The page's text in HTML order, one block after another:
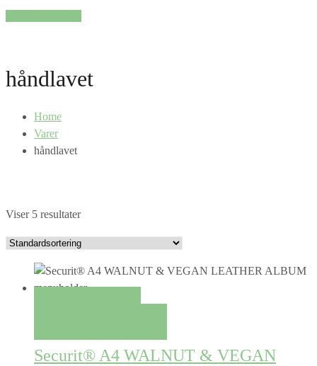
håndlavet
Home
Varer
håndlavet
Viser 5 resultater
Securit® A4 WALNUT & VEGAN